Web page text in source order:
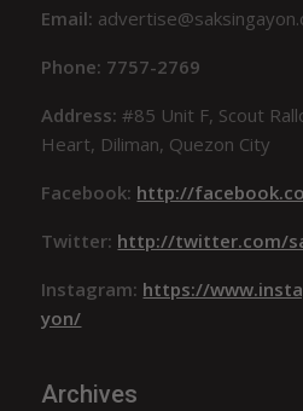
Email:
Phone: 7757-2769
Address:#85 Unit F, Scout
Heart, Diliman, Quezon City
Facebook: http://
Twitter: http://twitter.com/
Instagram: https://
yon/
Archives